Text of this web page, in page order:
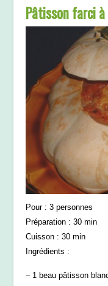
Pâtisson farci
Pour : 3 personnes
Préparation : 30 min
Cuisson : 30 min
Ingrédients :
– 1 beau pâtisson